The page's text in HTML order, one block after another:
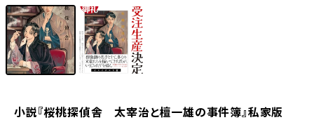
小説『桜桃探偵舎 太宰治と檀一雄の事件簿』私家版